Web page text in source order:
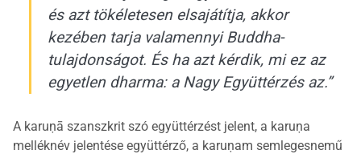
és azt tökéletesen elsajátítja, akkor
kezében tarja valamennyi Buddha-
tulajdonságot. És ha azt kérdik, mi ez az
egyetlen dharma: a Nagy Együttérzés az.”
A karuṇā szanszkrit szó együttérzést jelent, a karuṇa
melléknév jelentése együttérző, a karuṇam semlegesnemű